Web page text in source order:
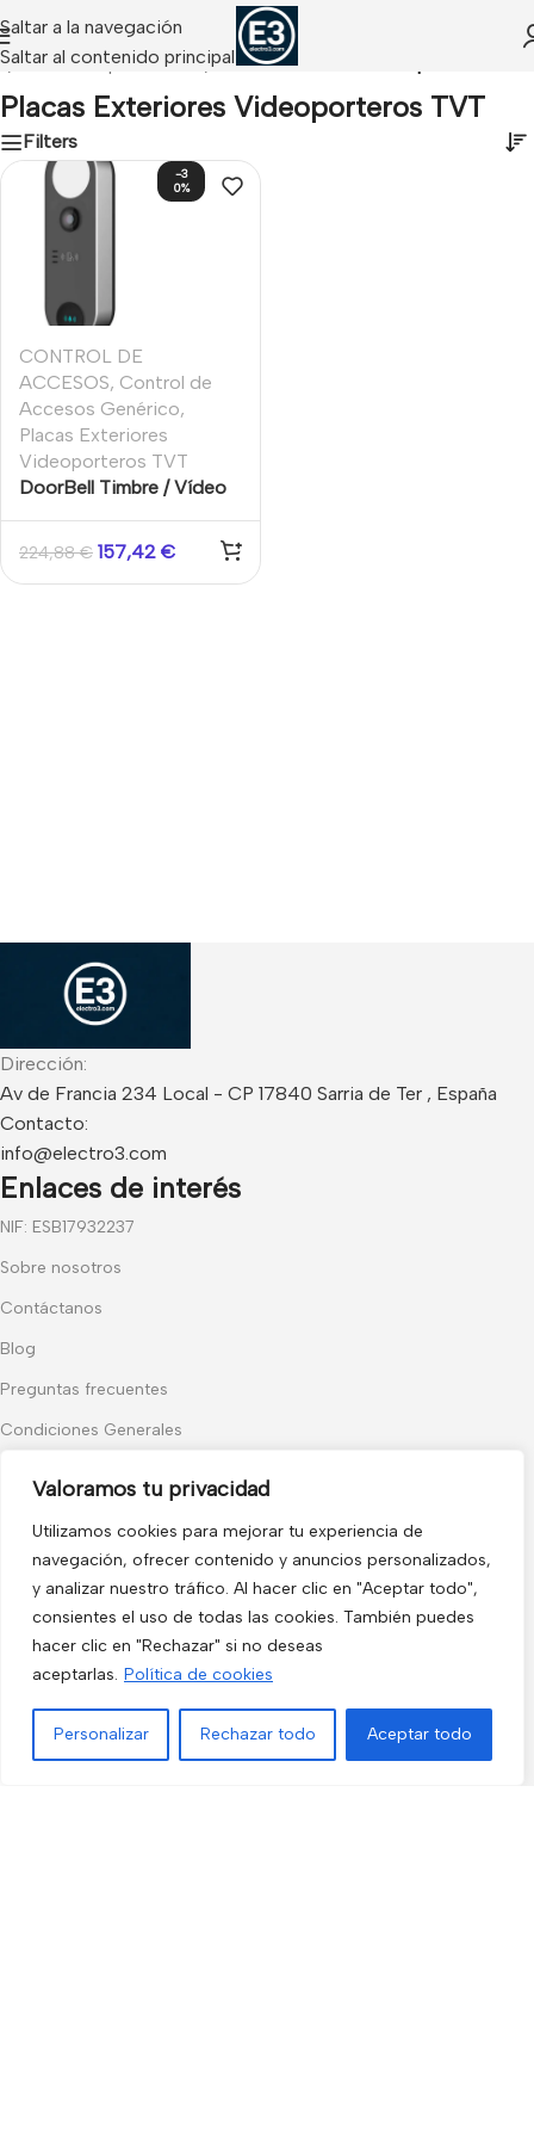
Valoramos tu privacidad
Utilizamos cookies para mejorar tu experiencia de
navegación, ofrecer contenido y anuncios personalizados,
y analizar nuestro tráfico. Al hacer clic en "Aceptar todo",
consientes el uso de todas las cookies. También puedes
hacer clic en "Rechazar" si no deseas
aceptarlas. Política de cookies
Personalizar Rechazar todo Aceptar todo
Saltar a la navegación
Saltar al contenido principal
/TVT Videoporteros IP/Placas Exteriores Videoporteros TVT
Placas Exteriores Videoporteros TVT
Filters
-3
0%
CONTROL DE
ACCESOS, Control de
Accesos Genérico,
Placas Exteriores
Videoporteros TVT
DoorBell Timbre / Vídeo
224,88€ 157,42 €
Dirección:
Av de Francia 234 Local - CP 17840 Sarria de Ter , España
Contacto:
info@electro3.com
Enlaces de interés
NIF: ESB17932237
Sobre nosotros
Contáctanos
Blog
Preguntas frecuentes
Condiciones Generales
Categorías populares
Audiovisuales
Control de Accesos
Hogar y Exterior
Alarma AX-PRO